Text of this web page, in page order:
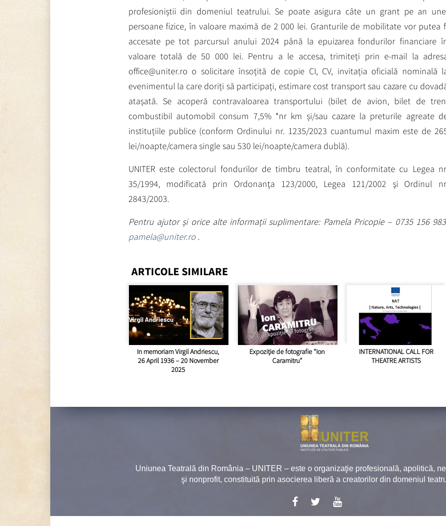
profesioniștii din domeniul teatrului. Se poate asigura câte un grant pe an
persoane fizice, în valoare maximă de 2 000 lei. Granturile de mobilitate vor putea
accesate pe tot parcursul anului 2024 până la epuizarea fondurilor financiare
valoare totală de 50 000 lei. Pentru a le accesa, trimiteți prin e-mail la
office@uniter.ro o solicitare însoțită de copie CI, CV, invitația oficială nominală
evenimentul la care doriți să participați, estimare cost transport sau cazare cu
atașată. Se acoperă contravaloarea transportului (bilet de avion, bilet de
combustibil automobil consum 7,5% *nr km și/sau cazare la preturile agreate
instituțiile publice (conform Ordinului nr. 1235/2023 cuantumul maxim este de
lei/noapte/camera single sau 530 lei/noapte/camera dublă).
UNITER este colectorul fondurilor de timbru teatral, în conformitate cu Legea
35/1994, modificată prin Ordonanţa 123/2000, Legea 121/2002 şi Ordinul
2843/2003.
Pentru ajutor și orice alte informații suplimentare: Pamela Pricopie – 0735 156
pamela@uniter.ro.
ARTICOLE SIMILARE
In memoriam Virgil Andriescu,
26 April 1936 – 20 November
2025
Expoziție de fotografie “Ion
Caramitru”
INTERNATIONAL CALL FOR
THEATRE ARTISTS
Uniunea Teatrală din România – UNITER – este o organizaţie profesională, apolitică,
şi nonprofit, constituită prin asocierea liberă a creatorilor din domeniul